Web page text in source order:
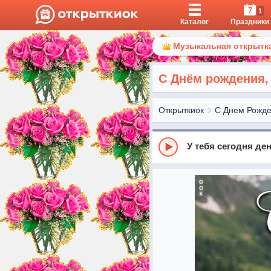
Каталог
7 1
Праздники
Музыкальная
С Днём рождения,
Открыткиок С Днем
У тебя сегодня